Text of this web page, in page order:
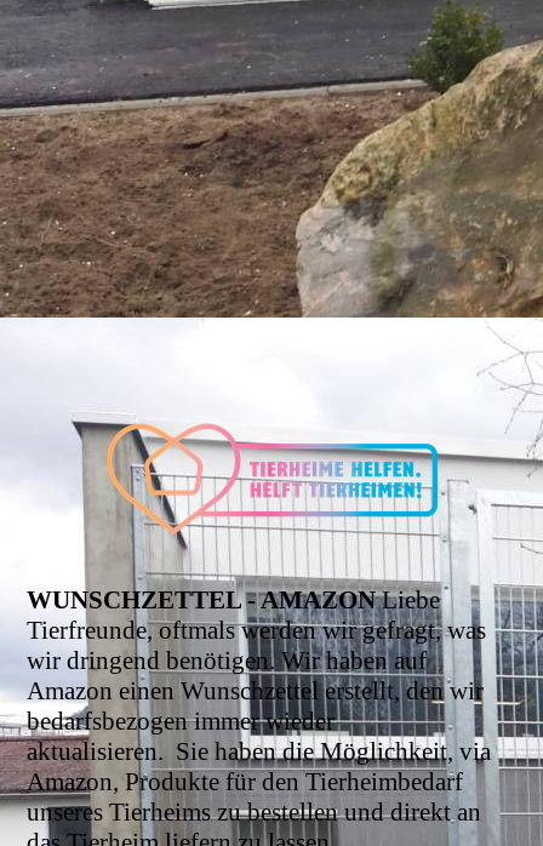
WUNSCHZETTEL - AMAZONLiebe
Tierfreunde, oftmals werden wir gefragt, was
wir dringend benötigen. Wir haben auf
Amazon einen Wunschzettel erstellt, den wir
bedarfsbezogen immer wieder
aktualisieren. Sie haben die Möglichkeit, via
Amazon, Produkte für den Tierheimbedarf
unseres Tierheims zu bestellen und direkt an